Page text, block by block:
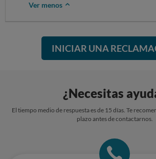
Ver menos
INICIAR UNA
¿Necesitas
El tiempo medio de respuesta es de 15 días. Te
plazo antes de contactarnos.